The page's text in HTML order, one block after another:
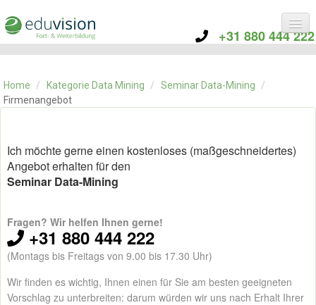
+31 880 444 222
KATEGORIE
ÜBER EDUVISION
KONTAKT
Home / Kategorie Data Mining / Seminar Data-Mining
/
Firmenangebot
Ich möchte gerne einen kostenloses (maßgeschneidertes)
Angebot erhalten für den
Seminar Data-Mining
Fragen? Wir helfen Ihnen gerne!
+31 880 444 222
(Montags bis Freitags von 9.00 bis 17.30 Uhr)
Wir finden es wichtig, Ihnen einen für Sie am besten geeigneten
Vorschlag zu unterbreiten: darum würden wir uns nach Erhalt Ihrer